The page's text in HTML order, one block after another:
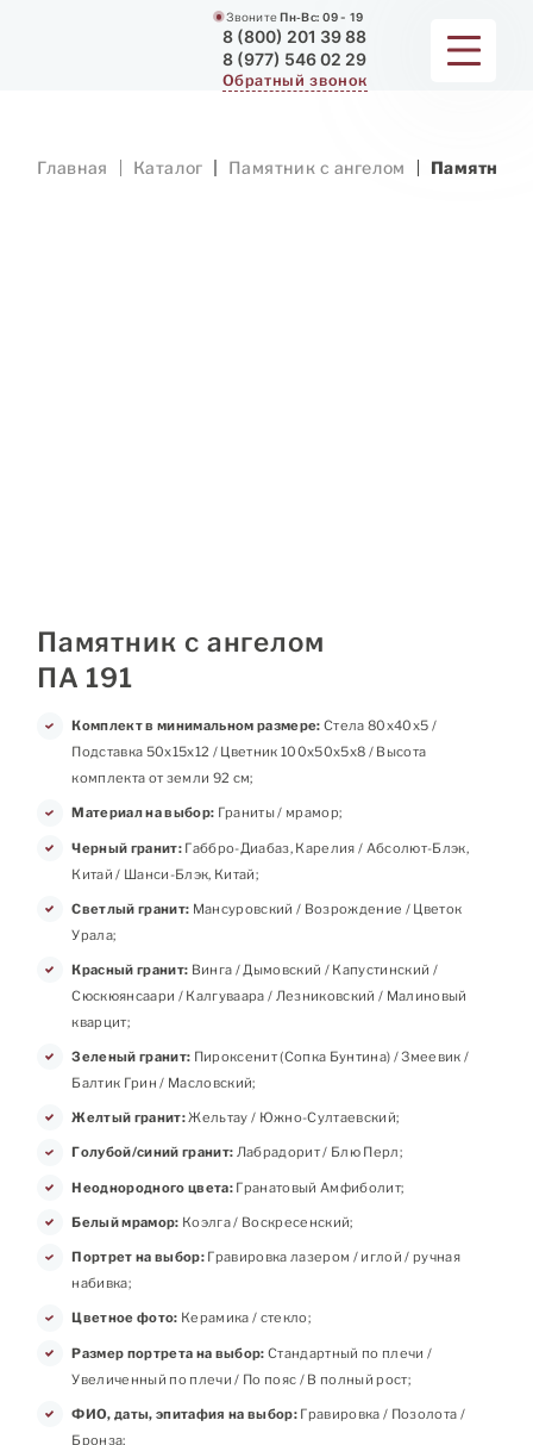
ЗвонитеПн-Вс: 09 - 19
8 (800) 201 39 88
8 (977) 546 02 29
Обратный звонок
Главная Каталог Памятник с ангелом Памятник
Памятник с ангелом
ПА 191
Комплект в минимальном размере: Стела 80х40х5 /
Подставка 50х15х12 / Цветник 100х50х5х8 / Высота
комплекта от земли 92 см;
Материал на выбор: Граниты / мрамор;
Черный гранит:Габбро-Диабаз, Карелия / Абсолют-Блэк,
Китай / Шанси-Блэк, Китай;
Светлый гранит: Мансуровский / Возрождение / Цветок
Урала;
Красный гранит: Винга / Дымовский / Капустинский /
Сюскюянсаари / Калгуваара / Лезниковский / Малиновый
кварцит;
Зеленый гранит: Пироксенит (Сопка Бунтина) / Змеевик /
Балтик Грин / Масловский;
Желтый гранит:Жельтау / Южно-Султаевский;
Голубой/синий гранит: Лабрадорит / Блю Перл;
Неоднородного цвета:Гранатовый Амфиболит;
Белый мрамор: Коэлга / Воскресенский;
Портрет на выбор:Гравировка лазером / иглой / ручная
набивка;
Цветное фото: Керамика / стекло;
Размер портрета на выбор: Стандартный по плечи /
Увеличенный по плечи / По пояс / В полный рост;
ФИО, даты, эпитафия на выбор:Гравировка / Позолота /
Бронза;